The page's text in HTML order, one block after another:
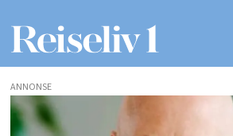
Tags:
ANNONSE